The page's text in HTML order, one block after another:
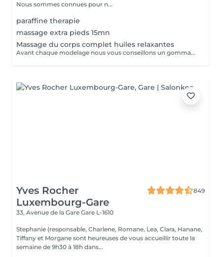
Nous sommes connues pour n...
paraffine therapie
massage extra pieds 15mn
Massage du corps complet huiles relaxantes
Avant chaque modelage nous vous conseillons un gommage du corps peau de velours qui rendra votre peau toute douce. Le modelage est réalise par des personnes diplômées
Yves Rocher
Luxembourg-Gare
849
33, Avenue de la Gare Gare L-1610
Stephanie (responsable, Charlene, Romane, Lea, Clara, Hanane,
Tiffany et Morgane sont heureuses de vous accueillir toute la
semaine de 9h30 à 18h dans...